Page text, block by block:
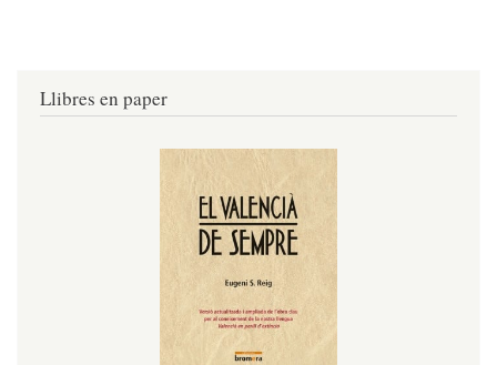
Llibres en paper